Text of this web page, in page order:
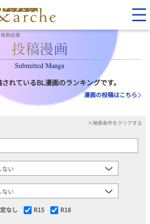
索結果
Submitted Manga
れているBL漫画のランキングです。
漫画の投稿はこちら
×検索条件をクリアする
なし R15 R18